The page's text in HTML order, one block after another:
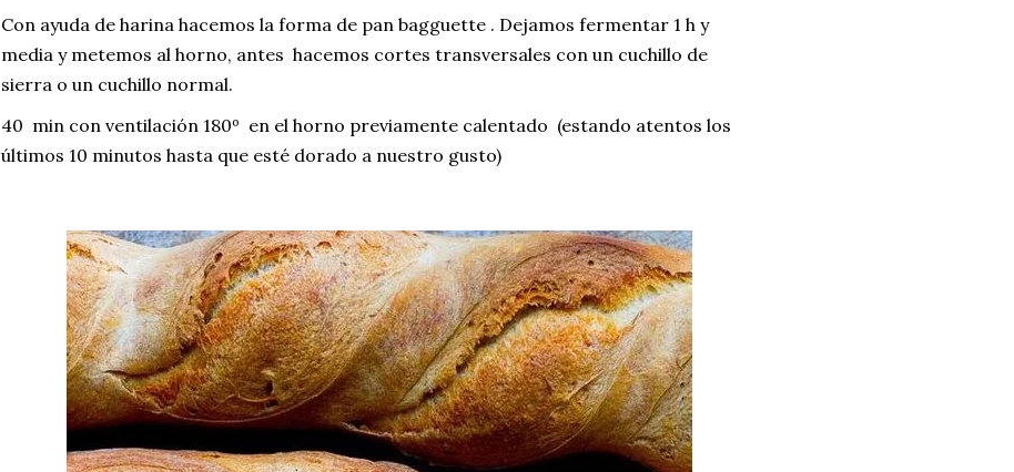
Con ayuda de harina hacemos la forma de pan bagguette . Dejamos fermentar 1 h y
media y metemos al horno, antes hacemos cortes transversales con un cuchillo de
sierra o un cuchillo normal.
40 min con ventilación 180º en el horno previamente calentado (estando atentos los
últimos 10 minutos hasta que esté dorado a nuestro gusto)